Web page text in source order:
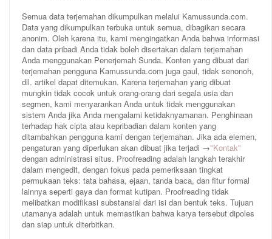
Semua data terjemahan dikumpulkan melalui Kamussunda.com.
Data yang dikumpulkan terbuka untuk semua, dibagikan secara
anonim. Oleh karena itu, kami mengingatkan Anda bahwa informasi
dan data pribadi Anda tidak boleh disertakan dalam terjemahan
Anda menggunakan Penerjemah Sunda. Konten yang dibuat dari
terjemahan pengguna Kamussunda.com juga gaul, tidak senonoh,
dll. artikel dapat ditemukan. Karena terjemahan yang dibuat
mungkin tidak cocok untuk orang-orang dari segala usia dan
segmen, kami menyarankan Anda untuk tidak menggunakan
sistem Anda jika Anda mengalami ketidaknyamanan. Penghinaan
terhadap hak cipta atau kepribadian dalam konten yang
ditambahkan pengguna kami dengan terjemahan. Jika ada elemen,
pengaturan yang diperlukan akan dibuat jika terjadi →"Kontak"
dengan administrasi situs. Proofreading adalah langkah terakhir
dalam mengedit, dengan fokus pada pemeriksaan tingkat
permukaan teks: tata bahasa, ejaan, tanda baca, dan fitur formal
lainnya seperti gaya dan format kutipan. Proofreading tidak
melibatkan modifikasi substansial dari isi dan bentuk teks. Tujuan
utamanya adalah untuk memastikan bahwa karya tersebut dipoles
dan siap untuk diterbitkan.